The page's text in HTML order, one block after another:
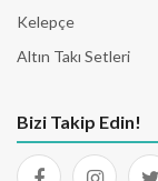
Kelepçe
Altın Takı Setleri
Bizi Takip Edin!